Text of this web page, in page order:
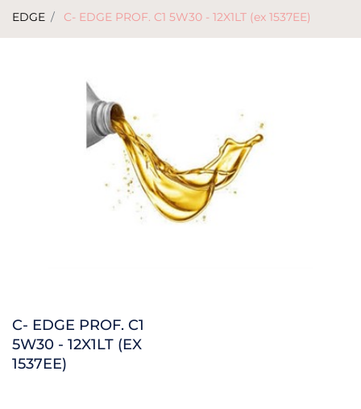
EDGE C- EDGE PROF. C1 5W30 - 12X1LT (ex 1537EE)
C- EDGE PROF. C1
5W30 - 12X1LT (EX
1537EE)